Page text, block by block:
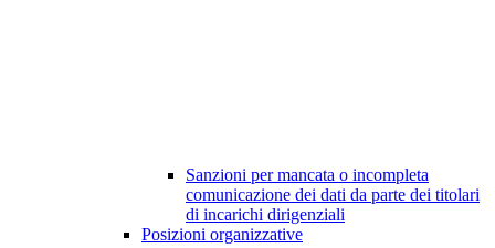
Sanzioni per mancata o incompleta
comunicazione dei dati da parte dei titolari
di incarichi dirigenziali
Posizioni organizzative